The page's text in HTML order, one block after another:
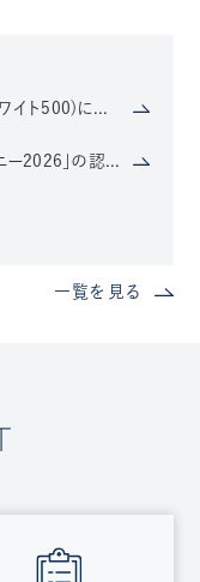
健康経営優良法人(大規模法人部門 ホワイト500)に認定されました
スポーツ庁より「スポーツエールカンパニー2026」の認定を受けました
一覧を見る